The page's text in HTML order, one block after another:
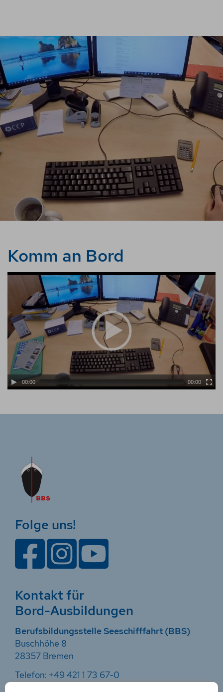
Komm an Bord
00:00 00:00
Folge uns!
Kontakt für
Bord-Ausbildungen
Berufsbildungsstelle Seeschifffahrt (BBS)
Buschhöhe 8
28357 Bremen
Telefon: +49 421 1 73 67-0